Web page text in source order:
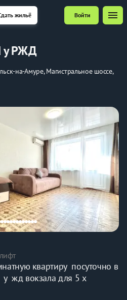
жильё Войти menu
у РЖД
на-Амуре, Магистральное шоссе,
квартиру  посуточно в
жд вокзала для 5 х